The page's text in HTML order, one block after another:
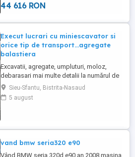
44 616 RON
Execut lucrari cu miniescavator si
orice tip de transport...agregate
balastiera
Excavatii, agregate, umpluturi, moloz,
debarasari mai multe detalii la numărul de
telefonSieu-Sfantu, Bistrita-Nasaud
5 august
vand bmw seria320 e90
Vând BMW seria 320d e90 an 2008 masina